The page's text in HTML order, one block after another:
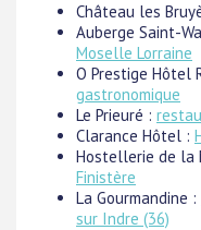
Château les
Auberge Saint-
Moselle Lorraine
O Prestige Hôtel
gastronomique
Le Prieuré :
Clarance Hôtel :
Hostellerie de la
Finistère
La Gourmandine :
sur Indre (36)